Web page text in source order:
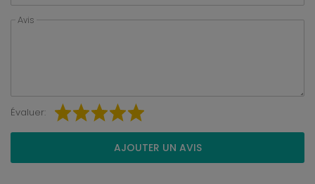
Avis
Évaluer:
AJOUTER UN AVIS